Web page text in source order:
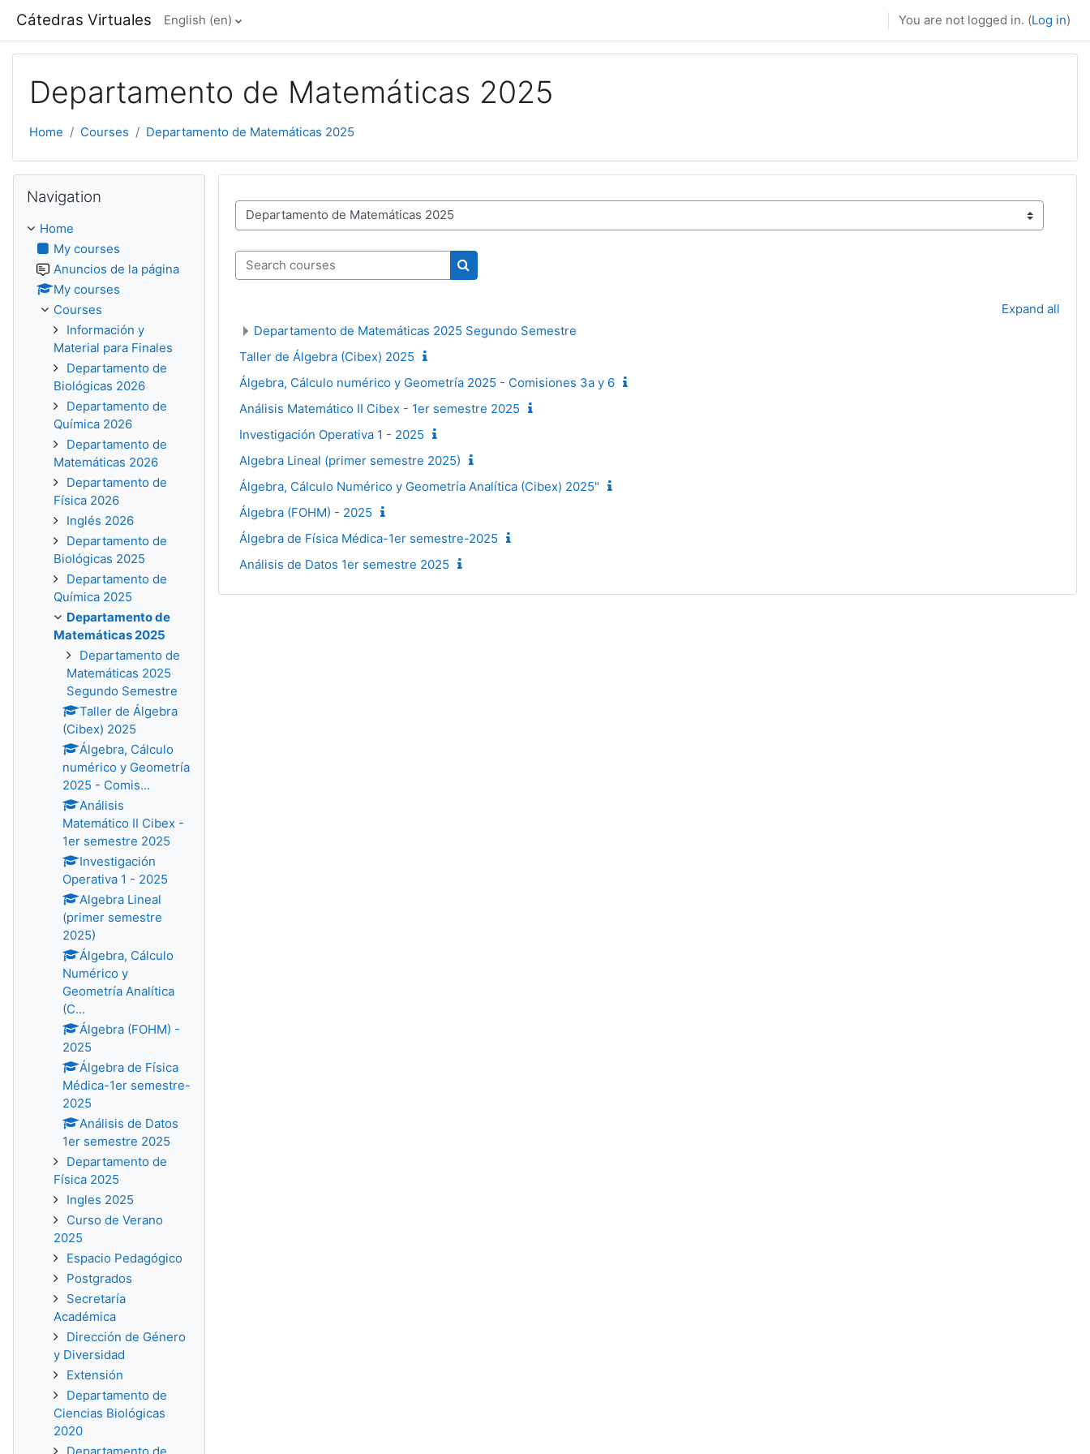
Cátedras Virtuales English ‎(en)‎ You are not logged in. (Log in)
Departamento de Matemáticas 2025
Home Courses Departamento de Matemáticas 2025
Course categories
Search courses
Search courses
Expand all
Departamento de Matemáticas 2025 Segundo Semestre
Taller de Álgebra (Cibex) 2025
Álgebra, Cálculo numérico y Geometría 2025 - Comisiones 3a y 6
Análisis Matemático II Cibex - 1er semestre 2025
Investigación Operativa 1 - 2025
Algebra Lineal (primer semestre 2025)
Álgebra, Cálculo Numérico y Geometría Analítica (Cibex) 2025"
Álgebra (FOHM) - 2025
Álgebra de Física Médica-1er semestre-2025
Análisis de Datos 1er semestre 2025
Navigation
Home
My courses
Anuncios de la página
My courses
Courses
Información y
Material para Finales
Departamento de
Biológicas 2026
Departamento de
Química 2026
Departamento de
Matemáticas 2026
Departamento de
Física 2026
Inglés 2026
Departamento de
Biológicas 2025
Departamento de
Química 2025
Departamento de
Matemáticas 2025
Departamento de
Matemáticas 2025
Segundo Semestre
Taller de Álgebra
(Cibex) 2025
Álgebra, Cálculo
numérico y Geometría
2025 - Comis...
Análisis
Matemático II Cibex -
1er semestre 2025
Investigación
Operativa 1 - 2025
Algebra Lineal
(primer semestre
2025)
Álgebra, Cálculo
Numérico y
Geometría Analítica
(C...
Álgebra (FOHM) -
2025
Álgebra de Física
Médica-1er semestre-
2025
Análisis de Datos
1er semestre 2025
Departamento de
Física 2025
Ingles 2025
Curso de Verano
2025
Espacio Pedagógico
Postgrados
Secretaría
Académica
Dirección de Género
y Diversidad
Extensión
Departamento de
Ciencias Biológicas
2020